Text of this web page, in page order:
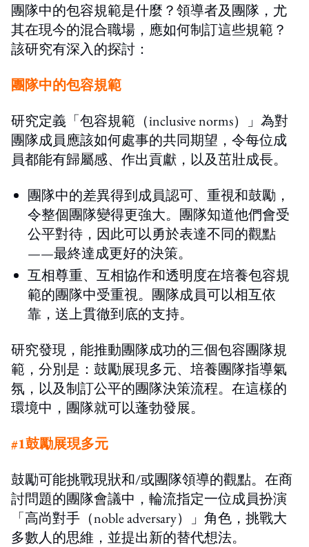
團隊中的包容規範是什麼？領導者及團隊，尤
其在現今的混合職場，應如何制訂這些規範？
該研究有深入的探討：
團隊中的包容規範
研究定義 「包容規範（inclusive norms）」 為對
團隊成員應該如何處事的共同期望，令每位成
員都能有歸屬感、作出貢獻，以及茁壯成長。
團隊中的差異得到成員認可、重視和鼓勵，
令整個團隊變得更強大。團隊知道他們會受
公平對待，因此可以勇於表達不同的觀點
——最終達成更好的決策。
互相尊重、互相協作和透明度在培養包容規
範的團隊中受重視。團隊成員可以相互依
靠，送上貫徹到底的支持。
研究發現 ， 能推動團隊成功的三個包容團隊規
範，分別是 ： 鼓勵展現多元、培養團隊指導氣
氛，以及制訂公平的團隊決策流程。在這樣的
環境中，團隊就可以蓬勃發展。
#1鼓勵展現多元
鼓勵可能挑戰現狀和/或團隊領導的觀點。 在商
討問題的團隊會議中，輪流指定一位成員扮演
「高尚對手 （noble adversary）」 角色，挑戰大
多數人的思維 ， 並提出新的替代想法。